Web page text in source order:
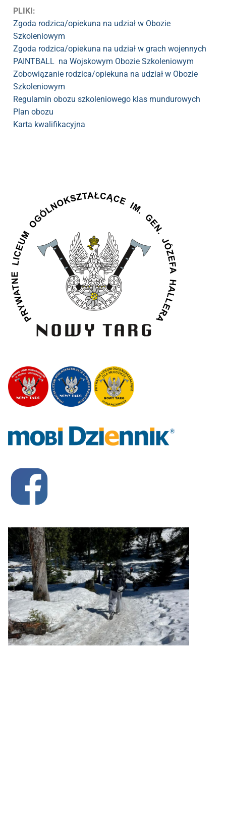
PLIKI:
Zgoda rodzica/opiekuna na udział w Obozie
Szkoleniowym
Zgoda rodzica/opiekuna na udział w grach wojennych
PAINTBALL na Wojskowym Obozie Szkoleniowym
Zobowiązanie rodzica/opiekuna na udział w Obozie
Szkoleniowym
Regulamin obozu szkoleniowego klas mundurowych
Plan obozu
Karta kwalifikacyjna